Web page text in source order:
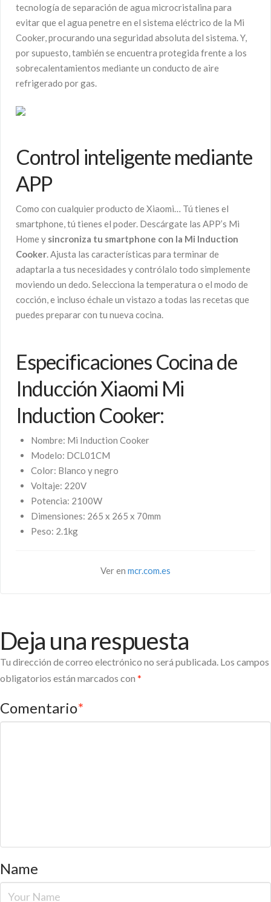
tecnología de separación de agua microcristalina para
evitar que el agua penetre en el sistema eléctrico de la Mi
Cooker, procurando una seguridad absoluta del sistema. Y,
por supuesto, también se encuentra protegida frente a los
sobrecalentamientos mediante un conducto de aire
refrigerado por gas.
Control inteligente mediante
APP
Como con cualquier producto de Xiaomi… Tú tienes el
smartphone, tú tienes el poder. Descárgate las APP’s Mi
Home y sincroniza tu smartphone con la Mi Induction
Cooker. Ajusta las características para terminar de
adaptarla a tus necesidades y contrólalo todo simplemente
moviendo un dedo. Selecciona la temperatura o el modo de
cocción, e incluso échale un vistazo a todas las recetas que
puedes preparar con tu nueva cocina.
Especificaciones Cocina de
Inducción Xiaomi Mi
Induction Cooker:
Nombre: Mi Induction Cooker
Modelo: DCL01CM
Color: Blanco y negro
Voltaje: 220V
Potencia: 2100W
Dimensiones: 265 x 265 x 70mm
Peso: 2.1kg
Ver en mcr.com.es
Deja una respuesta
Tu dirección de correo electrónico no será publicada. Los campos
obligatorios están marcados con *
Comentario*
Name